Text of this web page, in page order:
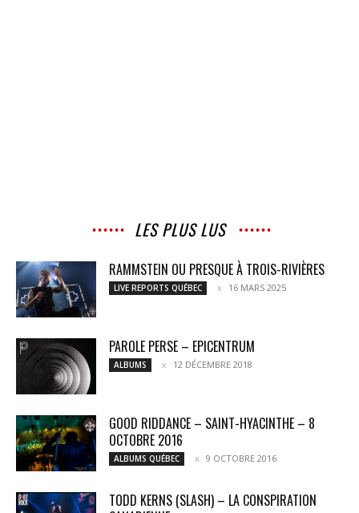
LES PLUS LUS
RAMMSTEIN OU PRESQUE À TROIS-RIVIÈRES
LIVE REPORTS QUÉBEC 16 MARS 2025
PAROLE PERSE – EPICENTRUM
ALBUMS 12 DÉCEMBRE 2018
GOOD RIDDANCE – SAINT-HYACINTHE – 8
OCTOBRE 2016
ALBUMS QUÉBEC 9 OCTOBRE 2016
TODD KERNS (SLASH) – LA CONSPIRATION